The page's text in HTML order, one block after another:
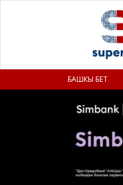
БАШКЫ БЕТ